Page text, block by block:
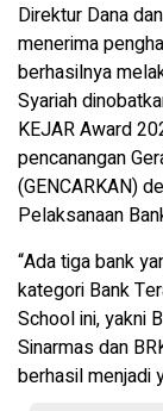
Direktur Dana
menerima
berhasilnya
Syariah
KEJAR Award
pencanangan
(GENCARKAN)
Pelaksanaan
“Ada tiga bank
kategori Bank
School ini, yakni
Sinarmas dan
berhasil menjadi